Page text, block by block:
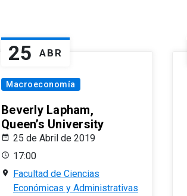
25 ABR
Macroeconomía
Beverly Lapham,
Queen’s University
25 de Abril de 2019
17:00
Facultad de Ciencias
Económicas y Administrativas